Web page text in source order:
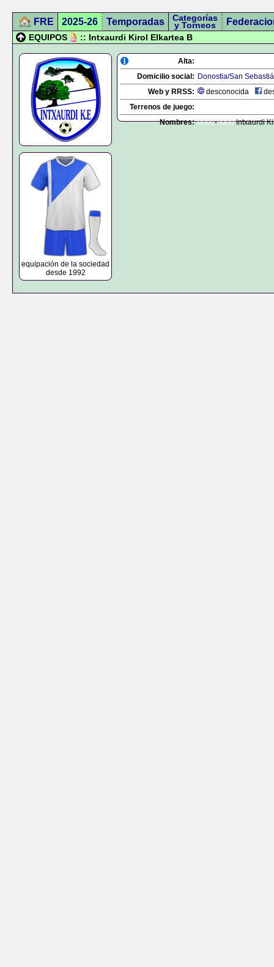
FRE 2025-26 Temporadas Categorías
y Torneos
EQUIPOS :: Intxaurdi Kirol Elkartea B
equipación de la sociedad
desde 1992
Alta:
Domicilio social: Donostia/San
Web y RRSS:
desconocida
Terrenos de juego:
Nombres: 0000-0000Intxaurdi